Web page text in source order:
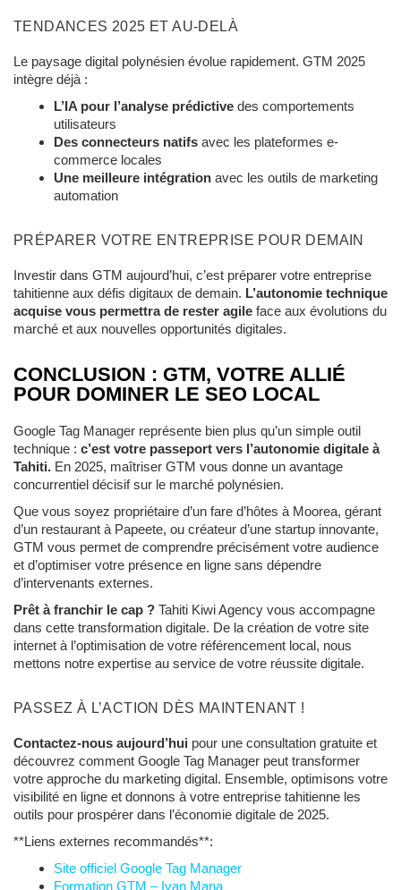
TENDANCES 2025 ET AU-DELÀ
Le paysage digital polynésien évolue rapidement. GTM 2025
intègre déjà :
L’IA pour l’analyse prédictive des comportements
utilisateurs
Des connecteurs natifs avec les plateformes e-
commerce locales
Une meilleure intégration avec les outils de marketing
automation
PRÉPARER VOTRE ENTREPRISE POUR DEMAIN
Investir dans GTM aujourd’hui, c’est préparer votre entreprise
tahitienne aux défis digitaux de demain. L’autonomie technique
acquise vous permettra de rester agile face aux évolutions du
marché et aux nouvelles opportunités digitales.
CONCLUSION : GTM, VOTRE ALLIÉ
POUR DOMINER LE SEO LOCAL
Google Tag Manager représente bien plus qu’un simple outil
technique : c’est votre passeport vers l’autonomie digitale à
Tahiti. En 2025, maîtriser GTM vous donne un avantage
concurrentiel décisif sur le marché polynésien.
Que vous soyez propriétaire d’un fare d’hôtes à Moorea, gérant
d’un restaurant à Papeete, ou créateur d’une startup innovante,
GTM vous permet de comprendre précisément votre audience
et d’optimiser votre présence en ligne sans dépendre
d’intervenants externes.
Prêt à franchir le cap ? Tahiti Kiwi Agency vous accompagne
dans cette transformation digitale. De la création de votre site
internet à l’optimisation de votre référencement local, nous
mettons notre expertise au service de votre réussite digitale.
PASSEZ À L’ACTION DÈS MAINTENANT !
Contactez-nous aujourd’hui pour une consultation gratuite et
découvrez comment Google Tag Manager peut transformer
votre approche du marketing digital. Ensemble, optimisons votre
visibilité en ligne et donnons à votre entreprise tahitienne les
outils pour prospérer dans l’économie digitale de 2025.
**Liens externes recommandés**:
Site officiel Google Tag Manager
Formation GTM – Ivan Mana